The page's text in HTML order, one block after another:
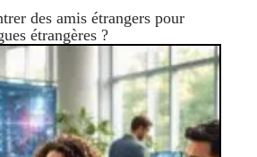
des amis étrangers pour
étrangères ?